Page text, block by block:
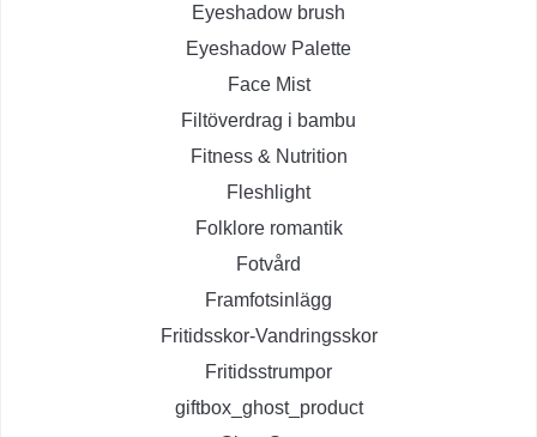
Eyeshadow brush
Eyeshadow Palette
Face Mist
Filtöverdrag i bambu
Fitness & Nutrition
Fleshlight
Folklore romantik
Fotvård
Framfotsinlägg
Fritidsskor-Vandringsskor
Fritidsstrumpor
giftbox_ghost_product